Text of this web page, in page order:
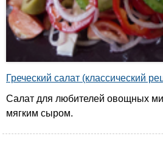
Греческий салат (классический
Салат для любителей овощных
мягким сыром.